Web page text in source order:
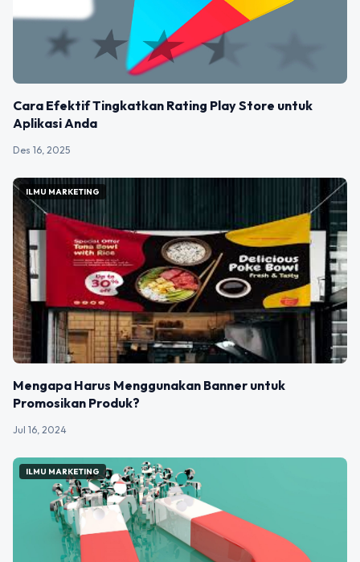
Cara Efektif Tingkatkan Rating Play Store untuk
Aplikasi Anda
Des 16, 2025
ILMU MARKETING
Mengapa Harus Menggunakan Banner untuk
Promosikan Produk?
Jul 16, 2024
ILMU MARKETING